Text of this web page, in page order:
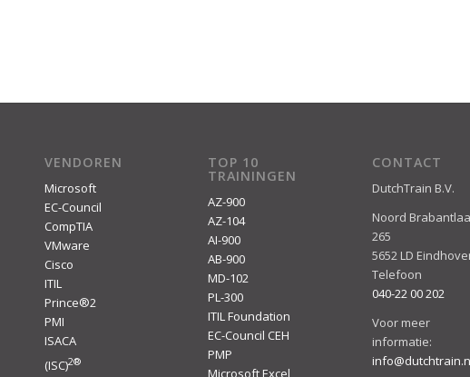
VENDOREN
Microsoft
EC-Council
CompTIA
VMware
Cisco
ITIL
Prince®2
PMI
ISACA
(ISC)2®
TOP 10
TRAININGEN
AZ-900
AZ-104
AI-900
AB-900
MD-102
PL-300
ITIL Foundation
EC-Council CEH
PMP
Microsoft Excel
CONTACT
DutchTrain B.V.
Noord
265
5652 LD
Telefoon
040-22 00 202
Voor meer
informatie: